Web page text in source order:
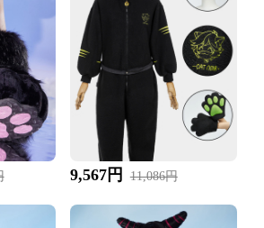
9,567円 11,086円